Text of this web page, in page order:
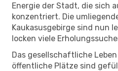
Energie der Stadt, die sich
konzentriert. Die
Kaukasusgebirge sind nun
locken viele
Das gesellschaftliche
öffentliche Plätze sind